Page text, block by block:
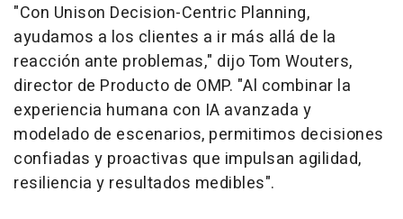
"Con Unison Decision-Centric Planning,
ayudamos a los clientes a ir más allá de la
reacción ante problemas," dijo Tom Wouters,
director de Producto de OMP. "Al combinar la
experiencia humana con IA avanzada y
modelado de escenarios, permitimos decisiones
confiadas y proactivas que impulsan agilidad,
resiliencia y resultados medibles".